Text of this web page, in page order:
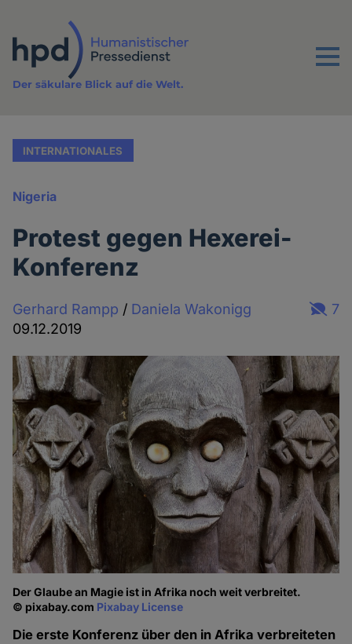
Inhalt
Menu
Der säkulare Blick auf die Welt.
INTERNATIONALES
Nigeria
Protest gegen Hexerei-
Konferenz
Gerhard Rampp / Daniela Wakonigg
09.12.2019
7
Der Glaube an Magie ist in Afrika noch weit verbreitet.
© pixabay.com Pixabay License
Die erste Konferenz über den in Afrika verbreiteten